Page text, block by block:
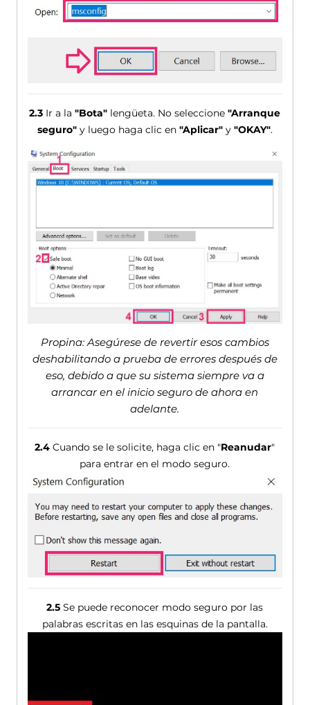
2.3 Ir a la"Bota" lengüeta. No seleccione"Arranque
seguro"y luego haga clic en "Aplicar"y "OKAY".
Propina: Asegúrese de revertir esos cambios
deshabilitando a prueba de errores después de
eso, debido a que su sistema siempre va a
arrancar en el inicio seguro de ahora en
adelante.
2.4 Cuando se le solicite, haga clic en "Reanudar"
para entrar en el modo seguro.
2.5 Se puede reconocer modo seguro por las
palabras escritas en las esquinas de la pantalla.